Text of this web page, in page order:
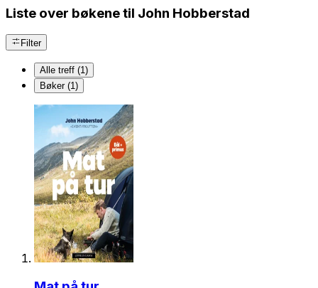
Liste over bøkene til John Hobberstad
Filter
Alle treff (1)
Bøker (1)